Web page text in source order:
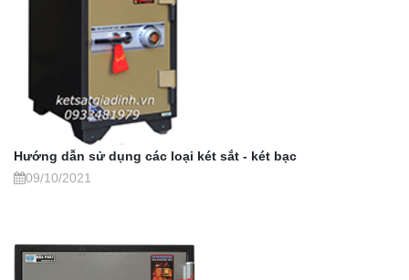
Hướng dẫn sử dụng các loại két sắt - két bạc
09/10/2021